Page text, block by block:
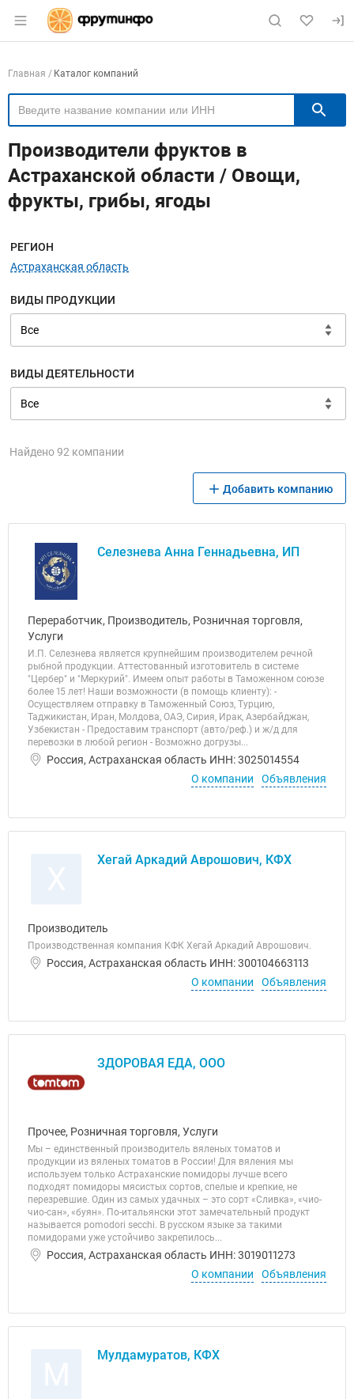
Раздел навигации по сайту fruitinfo.ru
Навигация по компаниям
Главная Каталог компаний
Производители фруктов в
Астраханской области / Овощи,
фрукты, грибы, ягоды
Меню навигации
РЕГИОН
Астраханская область
ВИДЫ ПРОДУКЦИИ
ВИДЫ ДЕЯТЕЛЬНОСТИ
Найдено 92 компании
Добавить компанию
Селезнева Анна Геннадьевна, ИП
Переработчик, Производитель, Розничная торговля,
Услуги
И.П. Селезнева является крупнейшим производителем речной
рыбной продукции. Аттестованный изготовитель в системе
"Цербер" и "Меркурий". Имеем опыт работы в Таможенном союзе
более 15 лет! Наши возможности (в помощь клиенту): -
Осуществляем отправку в Таможенный Союз, Турцию,
Таджикистан, Иран, Молдова, ОАЭ, Сирия, Ирак, Азербайджан,
Узбекистан - Предоставим транспорт (авто/реф.) и ж/д для
перевозки в любой регион - Возможно догрузы...
Россия, Астраханская область ИНН: 3025014554
О компании
Объявления
Хегай Аркадий Аврошович, КФХ
Производитель
Производственная компания КФК Хегай Аркадий Аврошович.
Россия, Астраханская область ИНН: 300104663113
О компании
Объявления
ЗДОРОВАЯ ЕДА, ООО
Прочее, Розничная торговля, Услуги
Мы – единственный производитель вяленых томатов и
продукции из вяленых томатов в России! Для вяления мы
используем только Астраханские помидоры лучше всего
подходят помидоры мясистых сортов, спелые и крепкие, не
перезревшие. Один из самых удачных – это сорт «Сливка», «чио-
чио-сан», «буян». По-итальянски этот замечательный продукт
называется pomodori secchi. В русском языке за такими
помидорами уже устойчиво закрепилось...
Россия, Астраханская область ИНН: 3019011273
О компании
Объявления
Мулдамуратов, КФХ